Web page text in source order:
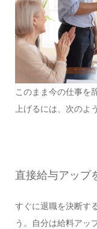
このまま今の仕事を
上げるには、次のよ
直接給与アップ
すぐに退職を決断す
う。自分は給料アッ